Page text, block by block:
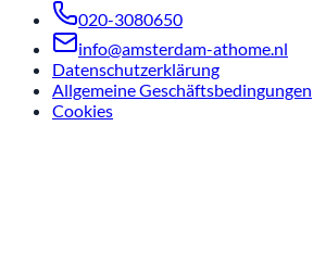
020-3080650
info@amsterdam-athome.nl
Datenschutzerklärung
Allgemeine Geschäftsbedingungen
Cookies